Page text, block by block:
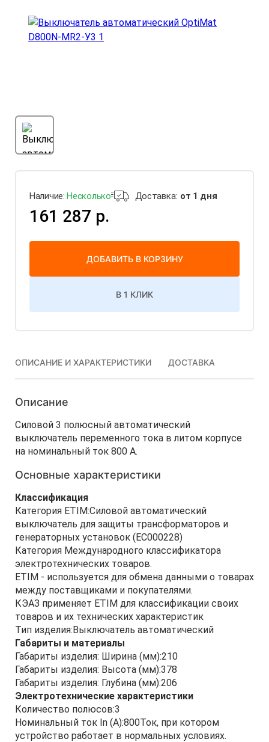
Наличие:Несколько Доставка: от 1 дня
161 287 р.
ДОБАВИТЬ В КОРЗИНУ
В 1 КЛИК
ОПИСАНИЕ И ХАРАКТЕРИСТИКИ ДОСТАВКА
Описание
Силовой 3 полюсный автоматический
выключатель переменного тока в литом корпусе
на номинальный ток 800 А.
Основные характеристики
Классификация
Категория ETIM:Силовой автоматический
выключатель для защиты трансформаторов и
генераторных установок (EC000228)
Категория Международного классификатора
электротехнических товаров.
ETIM - используется для обмена данными о товарах
между поставщиками и покупателями.
КЭАЗ применяет ETIM для классификации своих
товаров и их технических характеристик
Тип изделия:Выключатель автоматический
Габариты и материалы
Габариты изделия: Ширина (мм):210
Габариты изделия: Высота (мм):378
Габариты изделия: Глубина (мм):206
Электротехнические характеристики
Количество полюсов:3
Номинальный ток In (А):800Ток, при котором
устройство работает в нормальных условиях.